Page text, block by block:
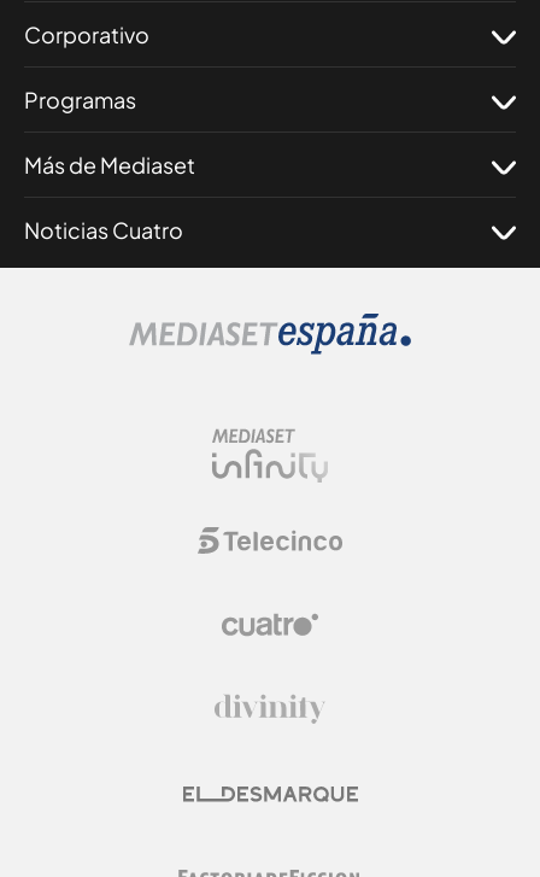
Corporativo
Programas
Más de Mediaset
Noticias Cuatro